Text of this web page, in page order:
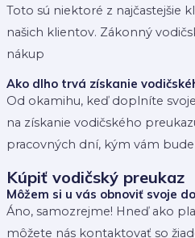
Toto sú niektoré z najčastejšie
našich klientov. Zákonný
nákup
Ako dlho trvá získanie
Od okamihu, keď doplníte
na získanie vodičského
pracovných dní, kým vám
Kúpiť vodičský preukaz
Môžem si u vás obnoviť svoje
Áno, samozrejme! Hneď ako
môžete nás kontaktovať so